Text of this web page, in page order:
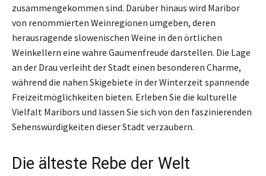
zusammengekommen sind. Darüber hinaus wird Maribor
von renommierten Weinregionen umgeben, deren
herausragende slowenischen Weine in den örtlichen
Weinkellern eine wahre Gaumenfreude darstellen. Die Lage
an der Drau verleiht der Stadt einen besonderen Charme,
während die nahen Skigebiete in der Winterzeit spannende
Freizeitmöglichkeiten bieten. Erleben Sie die kulturelle
Vielfalt Maribors und lassen Sie sich von den faszinierenden
Sehenswürdigkeiten dieser Stadt verzaubern.
Die älteste Rebe der Welt